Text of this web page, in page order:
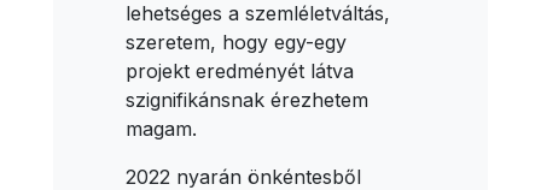
lehetséges a szemléletváltás,
szeretem, hogy egy-egy
projekt eredményét látva
szignifikánsnak érezhetem
magam.
2022 nyarán önkéntesből